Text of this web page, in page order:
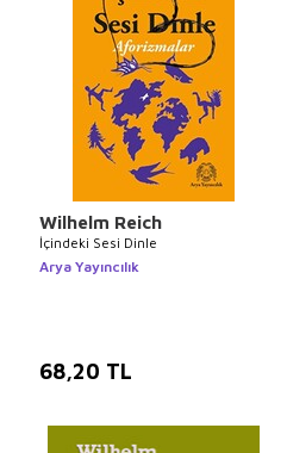
Wilhelm Reich
İçindeki Sesi Dinle
Arya Yayıncılık
68,20 TL